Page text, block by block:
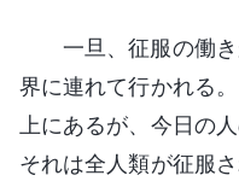
一旦、征服の働
界に連れて行かれる
上にあるが、今日の
それは全人類が征服